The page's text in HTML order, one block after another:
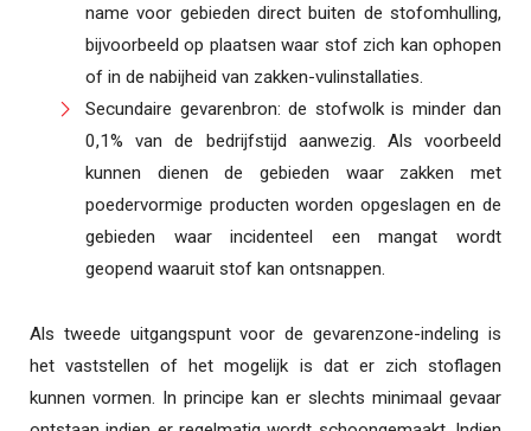
name voor gebieden direct buiten de stofomhulling,
bijvoorbeeld op plaatsen waar stof zich kan ophopen
of in de nabijheid van zakken-vulinstallaties.
Secundaire gevarenbron: de stofwolk is minder dan
0,1% van de bedrijfstijd aanwezig. Als voorbeeld
kunnen dienen de gebieden waar zakken met
poedervormige producten worden opgeslagen en de
gebieden waar incidenteel een mangat wordt
geopend waaruit stof kan ontsnappen.
Als tweede uitgangspunt voor de gevarenzone-indeling is
het vaststellen of het mogelijk is dat er zich stoflagen
kunnen vormen. In principe kan er slechts minimaal gevaar